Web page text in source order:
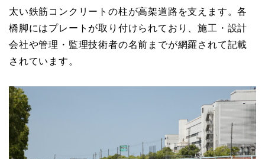
太い鉄筋コンクリートの柱が高架道路を支えます。各
橋脚にはプレートが取り付けられており、施工・設計
会社や管理・監理技術者の名前までが網羅されて記載
されています。